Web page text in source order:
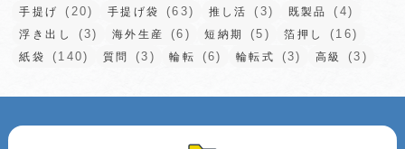
手提げ (20) 手提げ袋 (63) 推し活 (3) 既製品 (4)
浮き出し (3) 海外生産 (6) 短納期 (5) 箔押し (16)
紙袋 (140) 質問 (3) 輪転 (6) 輪転式 (3) 高級 (3)